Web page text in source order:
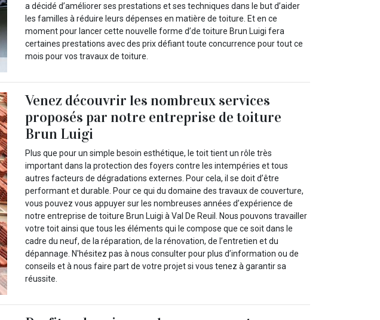
a décidé d’améliorer ses prestations et ses techniques dans le but d’aider
les familles à réduire leurs dépenses en matière de toiture. Et en ce
moment pour lancer cette nouvelle forme d’de toiture Brun Luigi fera
certaines prestations avec des prix défiant toute concurrence pour tout ce
mois pour vos travaux de toiture.
Venez découvrir les nombreux services
proposés par notre entreprise de toiture
Brun Luigi
Plus que pour un simple besoin esthétique, le toit tient un rôle très
important dans la protection des foyers contre les intempéries et tous
autres facteurs de dégradations externes. Pour cela, il se doit d’être
performant et durable. Pour ce qui du domaine des travaux de couverture,
vous pouvez vous appuyer sur les nombreuses années d’expérience de
notre entreprise de toiture Brun Luigi à Val De Reuil. Nous pouvons travailler
votre toit ainsi que tous les éléments qui le compose que ce soit dans le
cadre du neuf, de la réparation, de la rénovation, de l’entretien et du
dépannage. N'hésitez pas à nous consulter pour plus d’information ou de
conseils et à nous faire part de votre projet si vous tenez à garantir sa
réussite.